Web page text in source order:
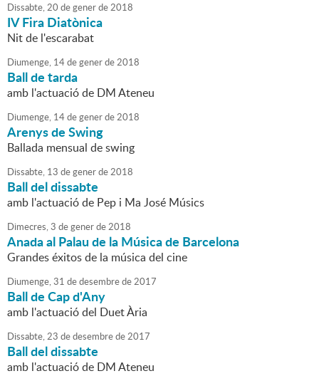
Dissabte,20 degenerde2018
IV Fira Diatònica
Nit de l'escarabat
Diumenge, 14degenerde2018
Ball de tarda
amb l'actuació de DM Ateneu
Diumenge, 14degenerde2018
Arenys de Swing
Ballada mensual de swing
Dissabte, 13 degenerde2018
Ball del dissabte
amb l'actuació de Pep i Ma José Músics
Dimecres,3 degenerde2018
Anada al Palau de la Música de Barcelona
Grandes éxitos de la música del cine
Diumenge,31 dedesembrede2017
Ball de Cap d'Any
amb l'actuació del Duet Ària
Dissabte,23 dedesembrede2017
Ball del dissabte
amb l'actuació de DM Ateneu